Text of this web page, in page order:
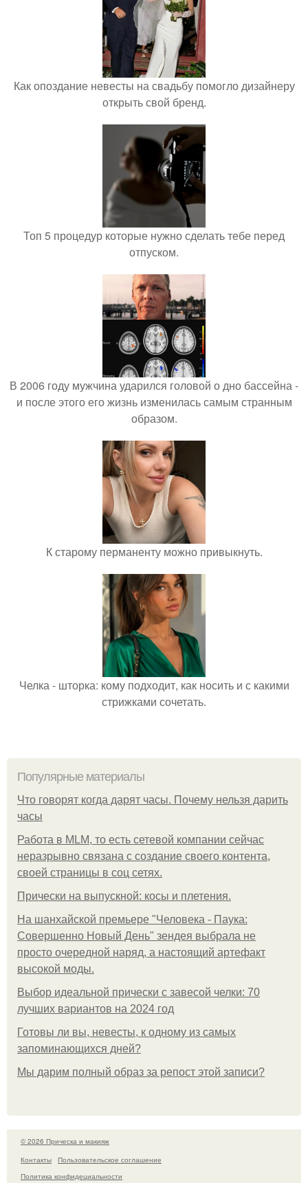
Как опоздание невесты на свадьбу помогло дизайнеру
открыть свой бренд.
Топ 5 процедур которые нужно сделать тебе перед
отпуском.
В 2006 году мужчина ударился головой о дно бассейна -
и после этого его жизнь изменилась самым странным
образом.
К старому перманенту можно привыкнуть.
Челка - шторка: кому подходит, как носить и с какими
стрижками сочетать.
Популярные материалы
Что говорят когда дарят часы. Почему нельзя дарить
часы
Работа в MLM, то есть сетевой компании сейчас
неразрывно связана с создание своего контента,
своей страницы в соц сетях.
Прически на выпускной: косы и плетения.
На шанхайской премьере "Человека - Паука:
Совершенно Новый День" зендея выбрала не
просто очередной наряд, а настоящий артефакт
высокой моды.
Выбор идеальной прически с завесой челки: 70
лучших вариантов на 2024 год
Готовы ли вы, невесты, к одному из самых
запоминающихся дней?
Мы дарим полный образ за репост этой записи?
© 2026 Прическа и макияж
Контакты
Пользовательское соглашение
Политика конфидециальности